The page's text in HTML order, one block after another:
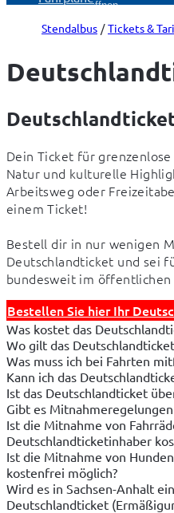
öffnen
Stendalbus Tickets &
Dein Ticket für
Natur und kulturelle
Arbeitsweg oder
einem Ticket!
Bestell dir in nur wenigen
Deutschlandticket und sei
bundesweit im
Bestellen Sie hier Ihr
Was kostet das
Wo gilt das
Was muss ich bei Fahrten
Kann ich das
Ist das Deutschlandticket
Gibt es
Ist die Mitnahme von
Deutschlandticketinhaber
Ist die Mitnahme von
kostenfrei möglich?
Wird es in Sachsen-Anhalt
Deutschlandticket